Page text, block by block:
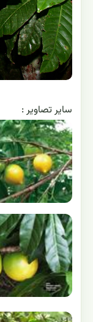
ساير تصاوير :